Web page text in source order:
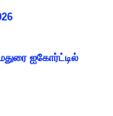
ஐகோர்ட்டில்